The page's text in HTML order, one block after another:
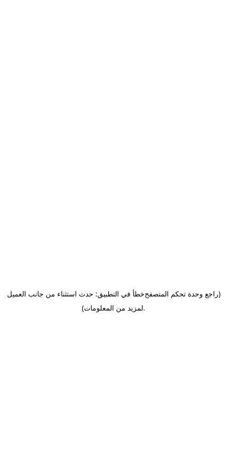
خطأ في التطبيق: حدث استثناء من جانب العميل(راجع وحدة تحكم المتصفح
لمزيد من المعلومات).